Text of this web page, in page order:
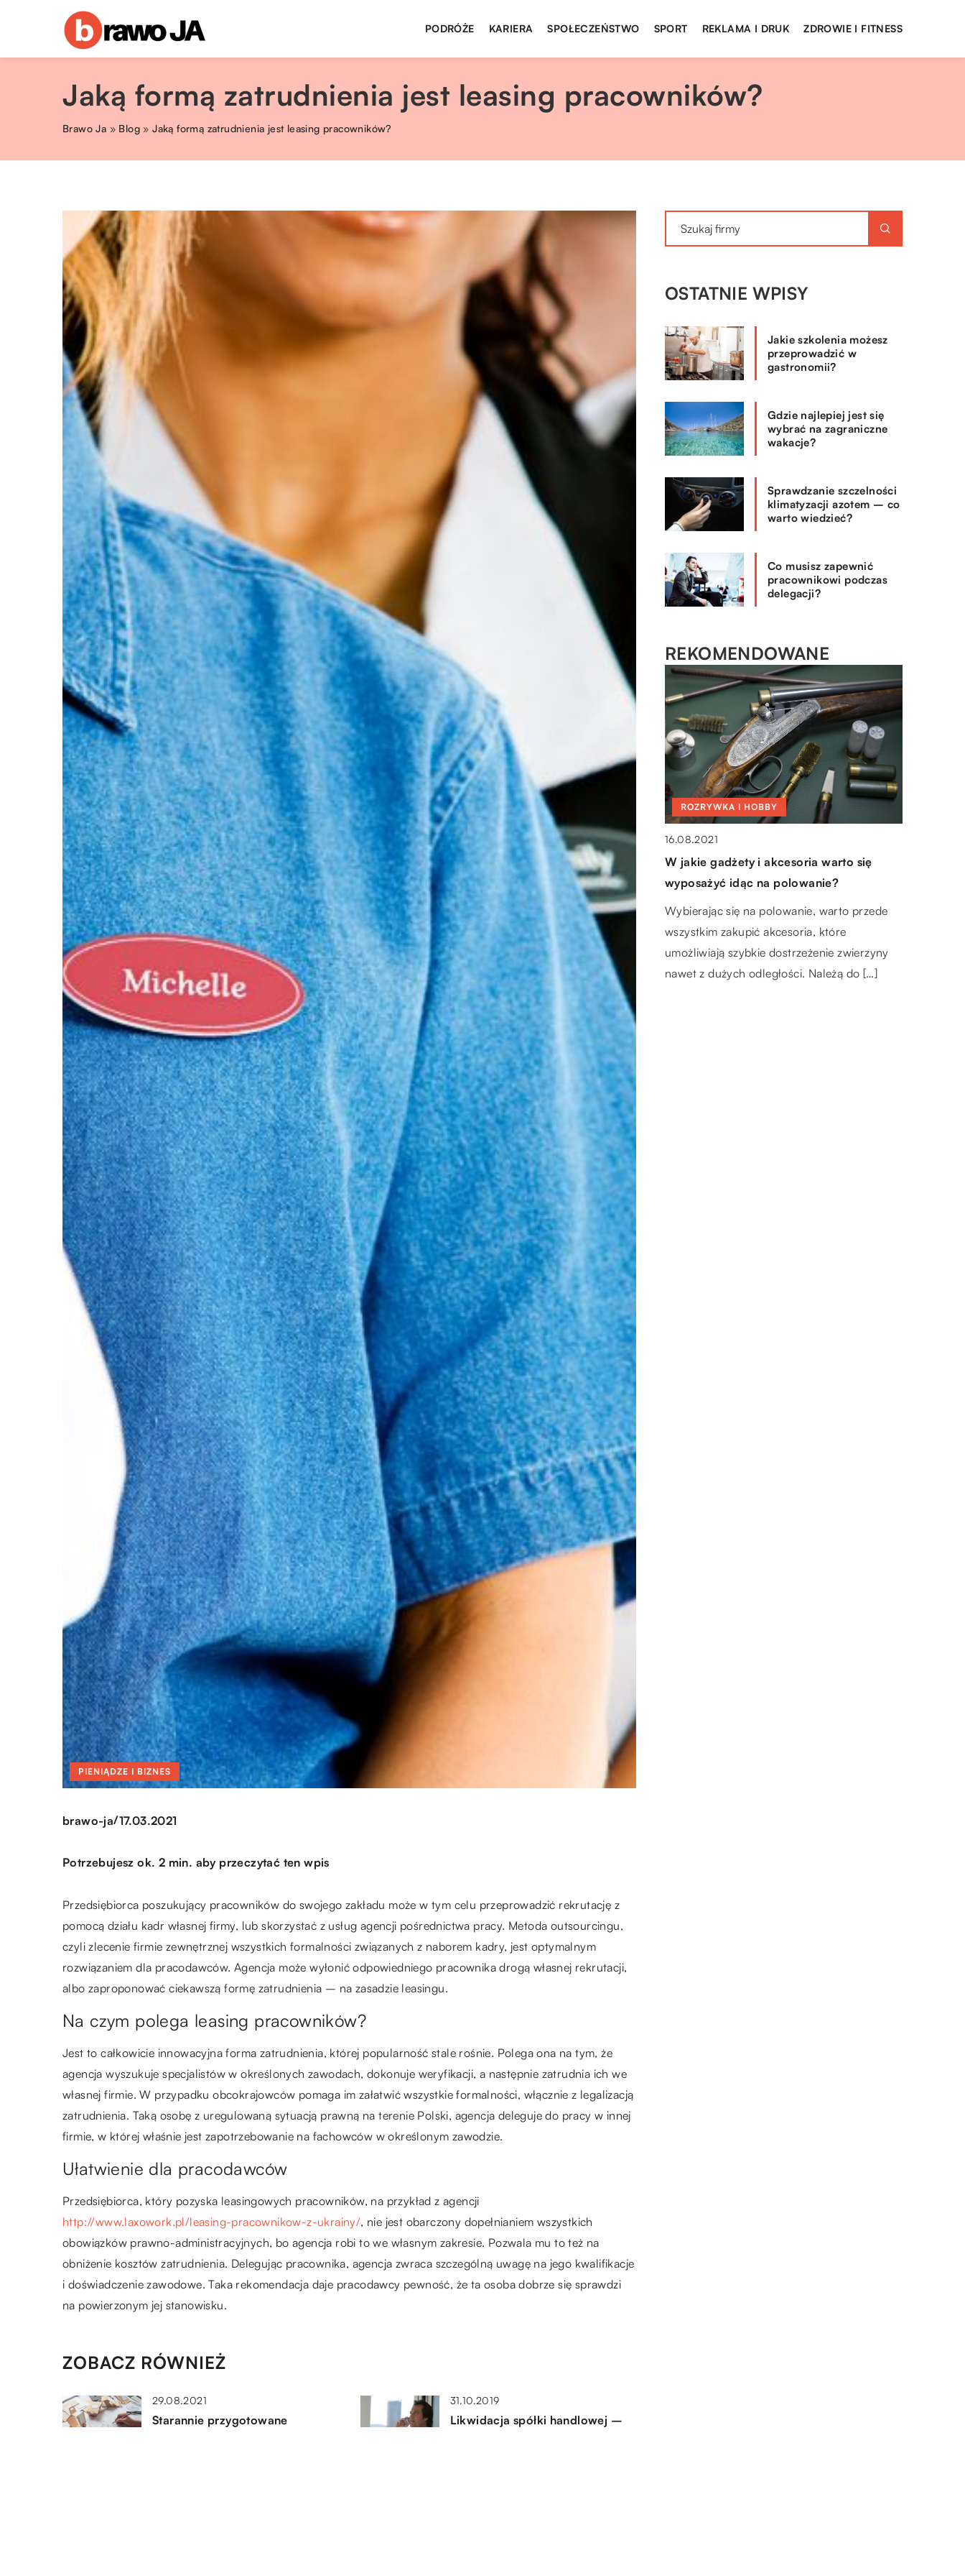
PODRÓŻE KARIERA SPOŁECZEŃSTWO SPORT REKLAMA I DRUK ZDROWIE I FITNESS
Jaką formą zatrudnienia jest leasing pracowników?
Brawo Ja » Blog »Jaką formą zatrudnienia jest leasing pracowników?
PIENIĄDZE I BIZNES
brawo-ja/17.03.2021
Potrzebujesz ok. 2 min. aby przeczytać ten wpis
Przedsiębiorca poszukujący pracowników do swojego zakładu może w tym celu przeprowadzić rekrutację z
pomocą działu kadr własnej firmy, lub skorzystać z usług agencji pośrednictwa pracy. Metoda outsourcingu,
czyli zlecenie firmie zewnętrznej wszystkich formalności związanych z naborem kadry, jest optymalnym
rozwiązaniem dla pracodawców. Agencja może wyłonić odpowiedniego pracownika drogą własnej rekrutacji,
albo zaproponować ciekawszą formę zatrudnienia – na zasadzie leasingu.
Na czym polega leasing pracowników?
Jest to całkowicie innowacyjna forma zatrudnienia, której popularność stale rośnie. Polega ona na tym, że
agencja wyszukuje specjalistów w określonych zawodach, dokonuje weryfikacji, a następnie zatrudnia ich we
własnej firmie. W przypadku obcokrajowców pomaga im załatwić wszystkie formalności, włącznie z legalizacją
zatrudnienia. Taką osobę z uregulowaną sytuacją prawną na terenie Polski, agencja deleguje do pracy w innej
firmie, w której właśnie jest zapotrzebowanie na fachowców w określonym zawodzie.
Ułatwienie dla pracodawców
Przedsiębiorca, który pozyska leasingowych pracowników, na przykład z agencji
http://www.laxowork.pl/leasing-pracownikow-z-ukrainy/, nie jest obarczony dopełnianiem wszystkich
obowiązków prawno-administracyjnych, bo agencja robi to we własnym zakresie. Pozwala mu to też na
obniżenie kosztów zatrudnienia. Delegując pracownika, agencja zwraca szczególną uwagę na jego kwalifikacje
i doświadczenie zawodowe. Taka rekomendacja daje pracodawcy pewność, że ta osoba dobrze się sprawdzi
na powierzonym jej stanowisku.
ZOBACZ RÓWNIEŻ
29.08.2021
Starannie przygotowane
31.10.2019
Likwidacja spółki handlowej –
OSTATNIE WPISY
Jakie szkolenia możesz
przeprowadzić w
gastronomii?
Gdzie najlepiej jest się
wybrać na zagraniczne
wakacje?
Sprawdzanie szczelności
klimatyzacji azotem – co
warto wiedzieć?
Co musisz zapewnić
pracownikowi podczas
delegacji?
REKOMENDOWANE
LAJFSTAJL
11.01.2023
Jaką pościel najlepiej wybrać?
Pościel jest ważnym elementem Twojej
sypialni. Nadają one Twojemu łóżku
odpowiedni wygląd i poprawia ogólne
wrażenie. Jest to zarazem materiał, […]
ROZRYWKA I HOBBY
16.08.2021
W jakie gadżety i akcesoria warto się
wyposażyć idąc na polowanie?
Wybierając się na polowanie, warto przede
wszystkim zakupić akcesoria, które
umożliwiają szybkie dostrzeżenie zwierzyny
nawet z dużych odległości. Należą do […]
BEZ KATEGORII
29.01.2020
Rolety, zasłony, firany – możliwości
ozdobienia dużych wnętrz
Aranżacja okna jest istotnym elementem
wystroju wnętrza i może decydować o całym
jego charakterze. Powinna być spójna ze
stylistyką całego […]